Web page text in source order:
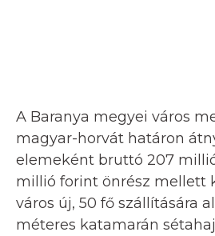
A Baranya megyei város
magyar-horvát határon
elemeként bruttó 207
millió forint önrész mellett
város új, 50 fő szállítására
méteres katamarán